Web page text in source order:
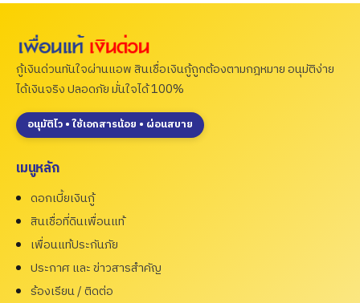
กู้เงินด่วนทันใจผ่านแอพ สินเชื่อเงินกู้ถูกต้องตามกฎหมาย อนุมัติง่าย
ได้เงินจริง ปลอดภัย มั่นใจได้ 100%
อนุมัติไว • ใช้เอกสารน้อย • ผ่อนสบาย
เมนูหลัก
ดอกเบี้ยเงินกู้
สินเชื่อที่ดินเพื่อนแท้
เพื่อนแท้ประกันภัย
ประกาศ และ ข่าวสารสำคัญ
ร้องเรียน / ติดต่อ